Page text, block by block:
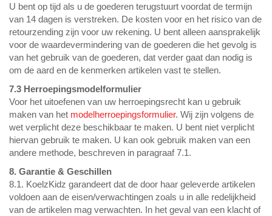
U bent op tijd als u de goederen terugstuurt voordat de termijn
van 14 dagen is verstreken. De kosten voor en het risico van de
retourzending zijn voor uw rekening. U bent alleen aansprakelijk
voor de waardevermindering van de goederen die het gevolg is
van het gebruik van de goederen, dat verder gaat dan nodig is
om de aard en de kenmerken artikelen vast te stellen.
7.3 Herroepingsmodelformulier
Voor het uitoefenen van uw herroepingsrecht kan u gebruik
maken van het modelherroepingsformulier. Wij zijn volgens de
wet verplicht deze beschikbaar te maken. U bent niet verplicht
hiervan gebruik te maken. U kan ook gebruik maken van een
andere methode, beschreven in paragraaf 7.1.
8. Garantie & Geschillen
8.1. KoelzKidz garandeert dat de door haar geleverde artikelen
voldoen aan de eisen/verwachtingen zoals u in alle redelijkheid
van de artikelen mag verwachten. In het geval van een klacht of